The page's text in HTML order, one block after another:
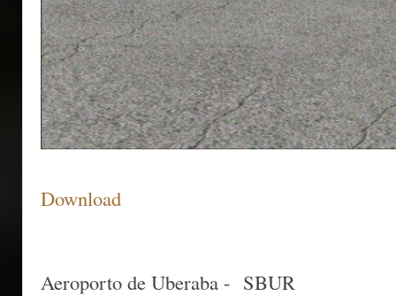
Download
Aeroporto de Uberaba - SBUR